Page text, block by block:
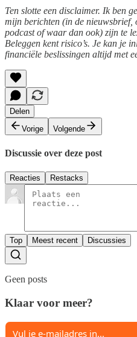
Ten slotte een disclaimer. Ik ben
mijn berichten (in de nieuwsbrief,
podcast of waar dan ook) zijn te
Beleggen kent risico’s. Je kan je
financiële beslissingen altijd met
Delen
Vorige
Volgende
Discussie over deze post
Reacties Restacks
Top Meest recent Discussies
Geen posts
Klaar voor meer?